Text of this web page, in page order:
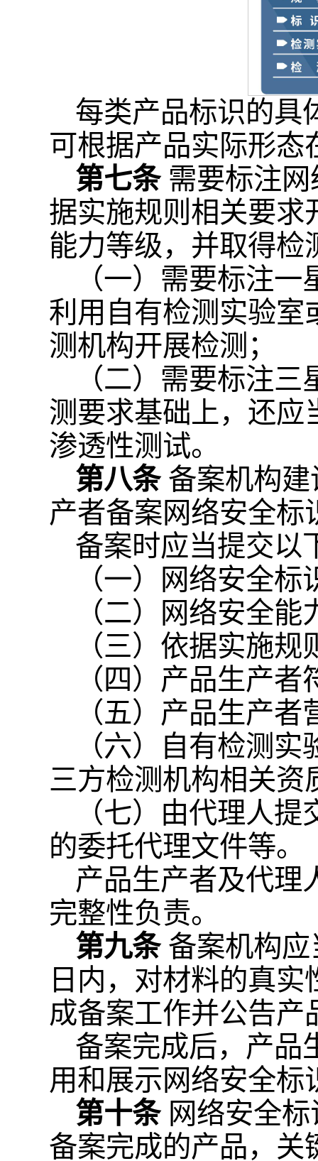
每类产品标识的具
可根据产品实际形态
第七条 需要标注
据实施规则相关要求
能力等级，并取得检
（一）需要标注
利用自有检测实验室
测机构开展检测；
（二）需要标注
测要求基础上，还应
渗透性测试。
第八条 备案机构
产者备案网络安全标
备案时应当提交以
（一）网络安全
（二）网络安全
（三）依据实施
（四）产品生产
（五）产品生产
（六）自有检测
三方检测机构相关资
（七）由代理人
的委托代理文件等。
产品生产者及代理
完整性负责。
第九条 备案机构
日内，对材料的真
成备案工作并公告产
备案完成后，产品
用和展示网络安全标
第十条 网络安全
备案完成的产品，关